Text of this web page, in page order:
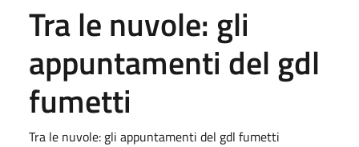
Tra le nuvole: gli
appuntamenti del gdl
fumetti
Tra le nuvole: gli appuntamenti del gdl fumetti